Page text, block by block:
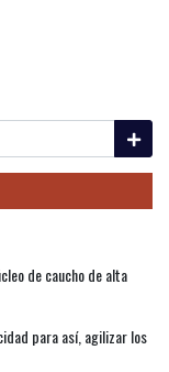
de caucho de alta
para así, agilizar los